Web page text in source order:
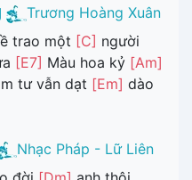
Trương Hoàng Xuân
trao một [C] người
[E7] Màu hoa kỷ [Am]
tư vẫn dạt [Em] dào
Nhạc Pháp - Lữ Liên